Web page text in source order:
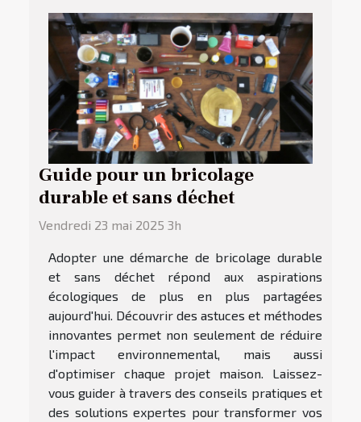
Guide pour un bricolage
durable et sans déchet
Vendredi 23 mai 2025 3h
Adopter une démarche de bricolage durable
et sans déchet répond aux aspirations
écologiques de plus en plus partagées
aujourd'hui. Découvrir des astuces et méthodes
innovantes permet non seulement de réduire
l'impact environnemental, mais aussi
d'optimiser chaque projet maison. Laissez-
vous guider à travers des conseils pratiques et
des solutions expertes pour transformer vos